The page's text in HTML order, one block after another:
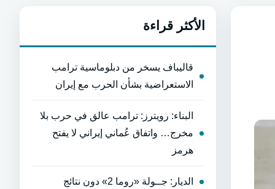
الأكثر قراءة
قاليباف يسخر من دبلوماسية ترامب
الاستعراضية بشأن الحرب مع إيران
البناء: رويترز: ترامب عالق في حرب بلا
مخرج… واتفاق عُماني إيراني لا يفتح
هرمز
الديار: جــولة «روما 2» دون نتائج